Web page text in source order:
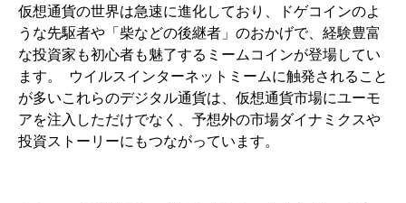
仮想通貨の世界は急速に進化しており、ドゲコインのよ
うな先駆者や「柴などの後継者」のおかげで、経験豊富
な投資家も初心者も魅了するミームコインが登場してい
ます。
ウイルスインターネットミームに触発されること
が多いこれらのデジタル通貨は、仮想通貨市場にユーモ
アを注入しただけでなく、予想外の市場ダイナミクスや
投資ストーリーにもつながっています。